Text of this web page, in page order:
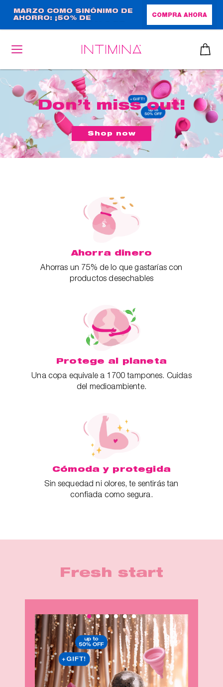
contenido
principal
MARZO COMO SINÓNIMO DE
AHORRO: ¡50% DE
TAMAÑO NORMAL!
COMPRA AHORA
Don’t miss out!
Shop now
Ahorra dinero
Ahorras un 75% de lo que gastarías con
productos desechables
Protege al planeta
Una copa equivale a 1700 tampones. Cuidas
del medioambiente.
Cómoda y protegida
Sin sequedad ni olores, te sentirás tan
confiada como segura.
Fresh start